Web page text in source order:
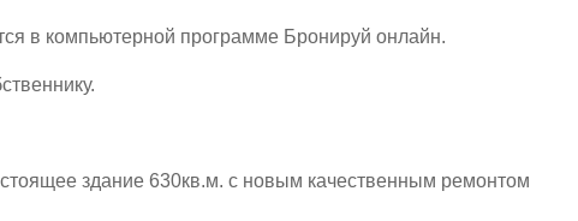
в компьютерной программе Бронируй онлайн.
здание 630кв.м. с новым качественным ремонтом